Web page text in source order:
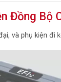
Đồng Bộ
và phụ kiện đi